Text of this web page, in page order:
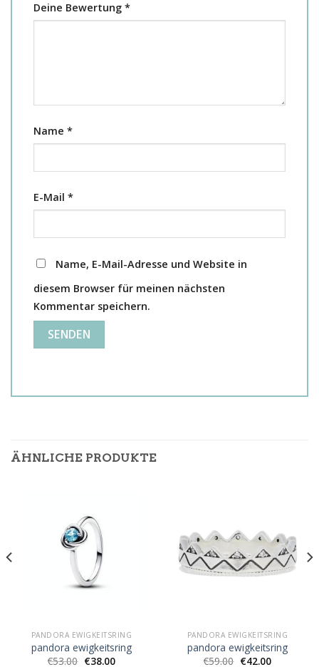
Deine Bewertung *
Name *
E-Mail *
Name, E-Mail-Adresse und Website in
diesem Browser für meinen nächsten
Kommentar speichern.
ÄHNLICHE PRODUKTE
PANDORA EWIGKEITSRING
pandora ewigkeitsring
€53.00 €38.00
PANDORA EWIGKEITSRING
pandora ewigkeitsring
€59.00 €42.00